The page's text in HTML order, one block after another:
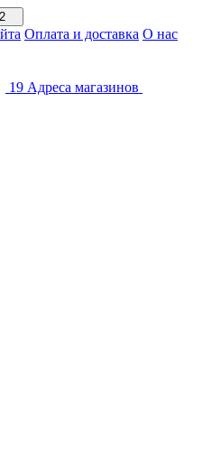
Оплата и доставка О нас
19 Адреса магазинов